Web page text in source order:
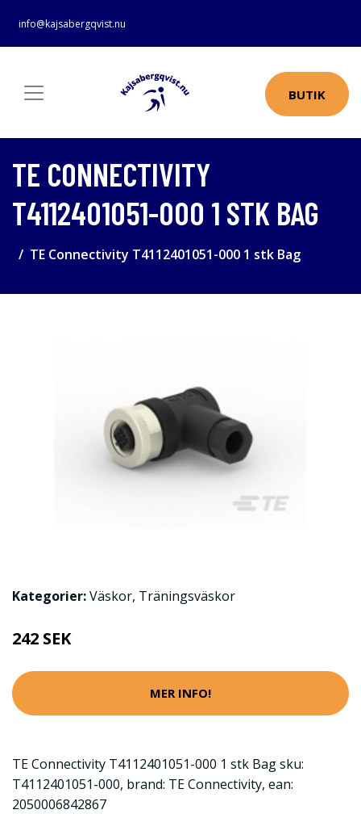
info@kajsabergqvist.nu
BUTIK
TE CONNECTIVITY
T4112401051-000 1 STK BAG
TE Connectivity T4112401051-000 1 stk Bag
Kategorier:Väskor, Träningsväskor
242 SEK
MER INFO!
TE Connectivity T4112401051-000 1 stk Bag sku:
T4112401051-000, brand: TE Connectivity, ean:
2050006842867